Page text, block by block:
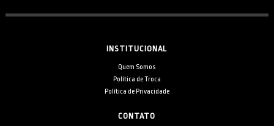
INSTITUCIONAL
Quem Somos
Política de Troca
Política de Privacidade
CONTATO